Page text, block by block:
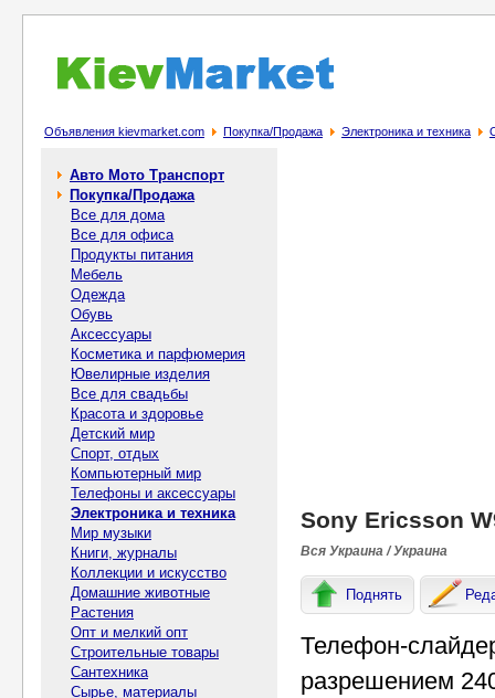
Объявления kievmarket.com Покупка/Продажа Электроника и техника
Авто Мото Транспорт
Покупка/Продажа
Все для дома
Все для офиса
Продукты питания
Мебель
Одежда
Обувь
Аксессуары
Косметика и парфюмерия
Ювелирные изделия
Все для свадьбы
Красота и здоровье
Детский мир
Спорт, отдых
Компьютерный мир
Телефоны и аксессуары
Электроника и техника
Мир музыки
Книги, журналы
Коллекции и искусство
Домашние животные
Растения
Опт и мелкий опт
Строительные товары
Сантехника
Сырье, материалы
Sony Ericsson
Вся Украина / Украина
Поднять
Телефон-
разрешением